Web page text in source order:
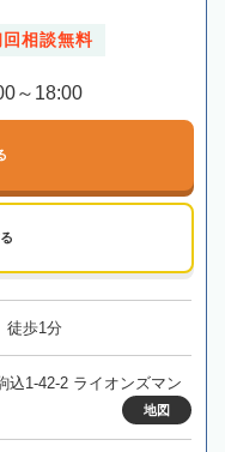
回相談無料
～18:00
徒歩1分
込1-42-2 ライオンズマン
地図